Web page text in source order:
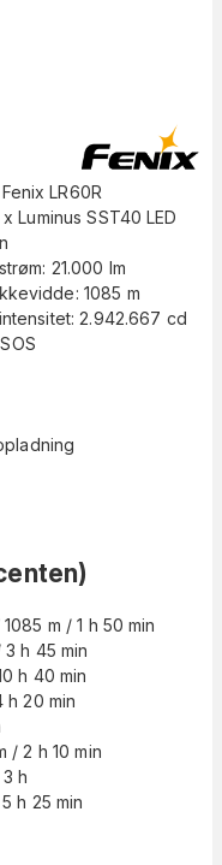
LR60R
x Luminus SST40 LED
21.000 lm
1085 m
2.942.667 cd
m / 1 h 50 min
h 45 min
h 40 min
h 20 min
/ 2 h 10 min
h
h 25 min